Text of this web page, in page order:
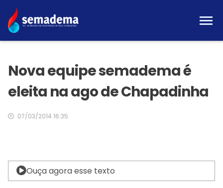
Nova equipe semadema é
eleita na ago de Chapadinha
07/03/2014 16:35
Ouça agora esse texto